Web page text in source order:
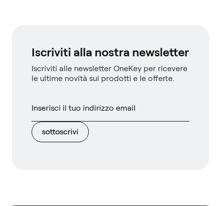
Iscriviti alla nostra newsletter
Iscriviti alle newsletter OneKey per ricevere
le ultime novità sui prodotti e le offerte.
sottoscrivi